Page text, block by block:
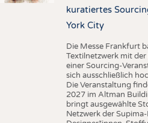
kuratiertes
York City
Die Messe Frankfurt
Textilnetzwerk mit
einer Sourcing-
sich ausschließlich
Die Veranstaltung
2027 im Altman
bringt ausgewählte
Netzwerk der